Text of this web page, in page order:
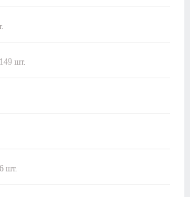
149 шт.
шт.